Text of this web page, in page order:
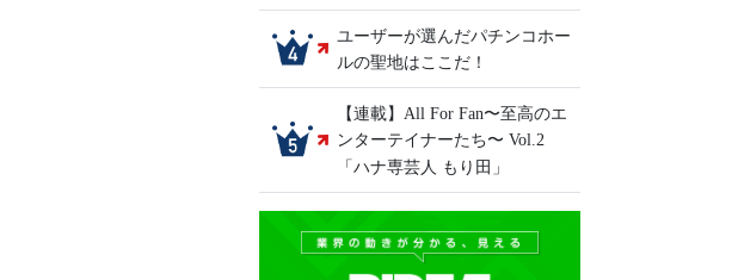
ユーザーが選んだパチンコホー
ルの聖地はここだ！
【連載】All For Fan〜至高のエ
ンターテイナーたち〜 Vol.2
「ハナ専芸人 もり田」